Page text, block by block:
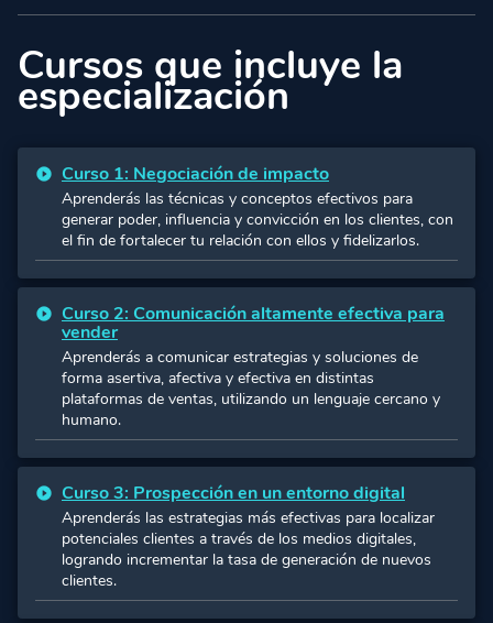
Cursos que incluye la
especialización
Curso 1: Negociación de impacto
Aprenderás las técnicas y conceptos efectivos para
generar poder, influencia y convicción en los clientes, con
el fin de fortalecer tu relación con ellos y fidelizarlos.
Curso 2: Comunicación altamente efectiva para
vender
Aprenderás a comunicar estrategias y soluciones de
forma asertiva, afectiva y efectiva en distintas
plataformas de ventas, utilizando un lenguaje cercano y
humano.
Curso 3: Prospección en un entorno digital
Aprenderás las estrategias más efectivas para localizar
potenciales clientes a través de los medios digitales,
logrando incrementar la tasa de generación de nuevos
clientes.